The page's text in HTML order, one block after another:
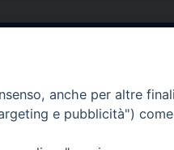
1 – 80053
anche per altre
e pubblicità")